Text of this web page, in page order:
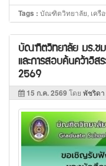
Tags : บัณฑิตวิทยาลัย, เครื
บัณฑิตวิทยาลัย มร.ช
และการสอบค้นคว้าอิ
2569
15 ก.ค. 2569 โดย พัชริด